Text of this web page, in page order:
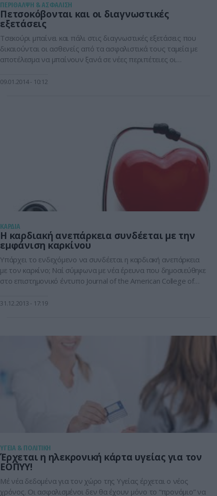
ΠΕΡΙΘΑΛΨΗ & ΑΣΦΑΛΙΣΗ
Πετσοκόβονται και οι διαγνωστικές
εξετάσεις
Τσεκούρι μπαίνει και πάλι στις διαγνωστικές εξετάσεις που
δικαιούνται οι ασθενείς από τα ασφαλιστικά τους ταμεία με
αποτέλεσμα να μπαίνουν ξανά σε νέες περιπέτειες οι
Γεωργιάδη που έχει ήδη ψηφιστεί και θα αρχίσει να
09.01.2014 10:12
KΑΡΔΙΑ
Η καρδιακή ανεπάρκεια συνδέεται με την
εμφάνιση καρκίνου
Υπάρχει το ενδεχόμενο να συνδέεται η καρδιακή ανεπάρκεια
με τον καρκίνο; Ναί σύμφωνα με νέα έρευνα που δημοσιεύθηκε
στο επιστημονικό έντυπο Journal of the American College of
κινδυνεύουν περισσότερο να διαγνωστούν με καρκίνο. Η
31.12.2013 17:19
ΥΓΕΙΑ & ΠΟΛΙΤΙΚΗ
Έρχεται η ηλεκρονική κάρτα υγείας για τον
ΕΟΠΥΥ!
Μέ νέα δεδομένα για τον χώρο της Υγείας έρχεται ο νέος
χρόνος. Οι ασφαλισμένοι δεν θα έχουν μόνο το “προνόμιο” να